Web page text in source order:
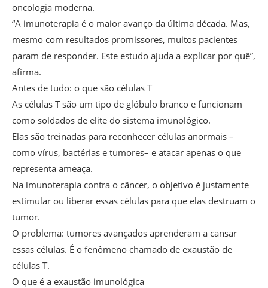
oncologia moderna.
“A imunoterapia é o maior avanço da última década. Mas,
mesmo com resultados promissores, muitos pacientes
param de responder. Este estudo ajuda a explicar por quê”,
afirma.
Antes de tudo: o que são células T
As células T são um tipo de glóbulo branco e funcionam
como soldados de elite do sistema imunológico.
Elas são treinadas para reconhecer células anormais –
como vírus, bactérias e tumores– e atacar apenas o que
representa ameaça.
Na imunoterapia contra o câncer, o objetivo é justamente
estimular ou liberar essas células para que elas destruam o
tumor.
O problema: tumores avançados aprenderam a cansar
essas células. É o fenômeno chamado de exaustão de
células T.
O que é a exaustão imunológica